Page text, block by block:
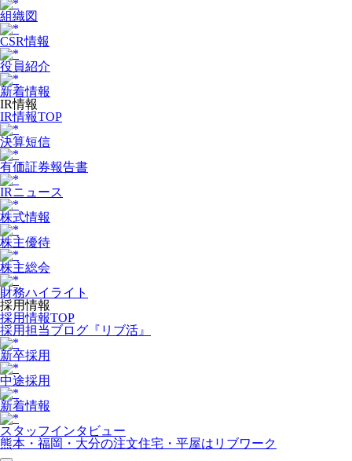
組織図
CSR情報
役員紹介
新着情報
IR情報
IR情報TOP
決算短信
有価証券報告書
IRニュース
株式情報
株主優待
株主総会
財務ハイライト
採用情報
採用情報TOP
採用担当ブログ『リブ活』
新卒採用
中途採用
新着情報
スタッフインタビュー
熊本・福岡・大分の注文住宅・平屋はリブワーク